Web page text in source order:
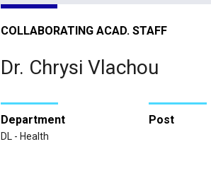
COLLABORATING ACAD. STAFF
Dr. Chrysi Vlachou
Department
DL - Health
Post